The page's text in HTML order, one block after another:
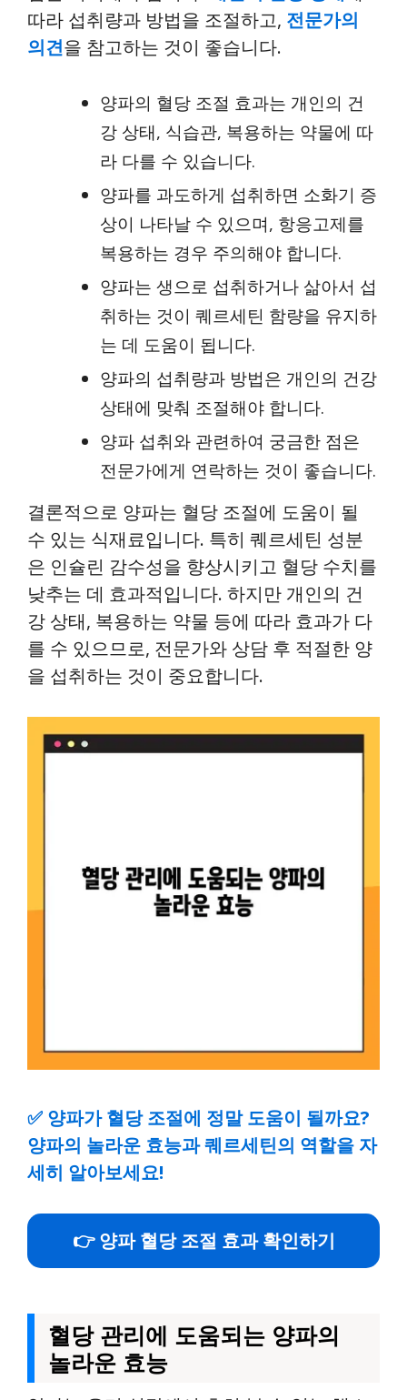
따라 섭취량과 방법을 조절하고, 전문가의
의견을 참고하는 것이 좋습니다.
양파의 혈당 조절 효과는 개인의 건
강 상태, 식습관, 복용하는 약물에 따
라 다를 수 있습니다.
양파를 과도하게 섭취하면 소화기 증
상이 나타날 수 있으며, 항응고제를
복용하는 경우 주의해야 합니다.
양파는 생으로 섭취하거나 삶아서 섭
취하는 것이 퀘르세틴 함량을 유지하
는 데 도움이 됩니다.
양파의 섭취량과 방법은 개인의 건강
상태에 맞춰 조절해야 합니다.
양파 섭취와 관련하여 궁금한 점은
전문가에게 연락하는 것이 좋습니다.
결론적으로 양파는 혈당 조절에 도움이 될
수 있는 식재료입니다. 특히 퀘르세틴 성분
은 인슐린 감수성을 향상시키고 혈당 수치를
낮추는 데 효과적입니다. 하지만 개인의 건
강 상태, 복용하는 약물 등에 따라 효과가 다
를 수 있으므로, 전문가와 상담 후 적절한 양
을 섭취하는 것이 중요합니다.
✅ 양파가 혈당 조절에 정말 도움이 될까요?
양파의 놀라운 효능과 퀘르세틴의 역할을 자
세히 알아보세요!
👉 양파 혈당 조절 효과 확인하기
혈당 관리에 도움되는 양파의
놀라운 효능